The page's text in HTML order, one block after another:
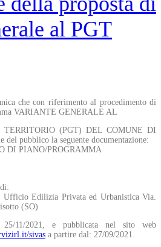
al PGT
che con riferimento al procedimento di
VARIANTE GENERALE AL
(PGT) DEL COMUNE DI
pubblico la seguente documentazione:
DI PIANO/PROGRAMMA
Edilizia Privata ed Urbanistica Via.
(SO)
11/2021, e pubblicata nel sito web
sivas a partire dal: 27/09/2021.